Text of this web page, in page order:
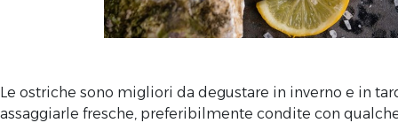
Le ostriche sono migliori da degustare in inverno e in
assaggiarle fresche, preferibilmente condite con